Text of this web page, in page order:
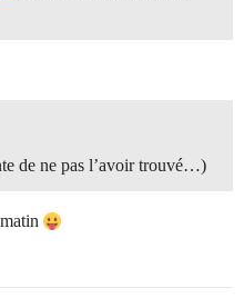
de ne pas l’avoir trouvé…)